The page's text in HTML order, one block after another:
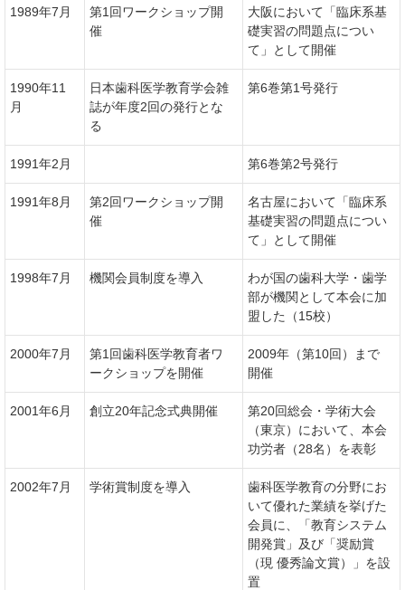
1989年7月
第1回ワークショップ開
催
大阪において「臨床系基
礎実習の問題点につい
て」として開催
1990年11
月
日本歯科医学教育学会雑
誌が年度2回の発行とな
る
第6巻第1号発行
1991年2月 第6巻第2号発行
1991年8月
第2回ワークショップ開
催
名古屋において「臨床系
基礎実習の問題点につい
て」として開催
1998年7月 機関会員制度を導入
わが国の歯科大学・歯学
部が機関として本会に加
盟した（15校）
2000年7月
第1回歯科医学教育者ワ
ークショップを開催
2009年（第10回）まで
開催
2001年6月 創立20年記念式典開催
第20回総会・学術大会
（東京）において、本会
功労者（28名）を表彰
2002年7月 学術賞制度を導入
歯科医学教育の分野にお
いて優れた業績を挙げた
会員に、「教育システム
開発賞」及び「奨励賞
（現 優秀論文賞）」を設
置